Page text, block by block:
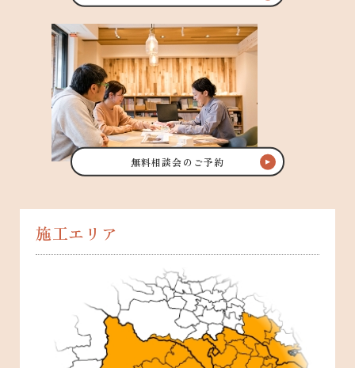
無料相談会のご予約
施工エリア